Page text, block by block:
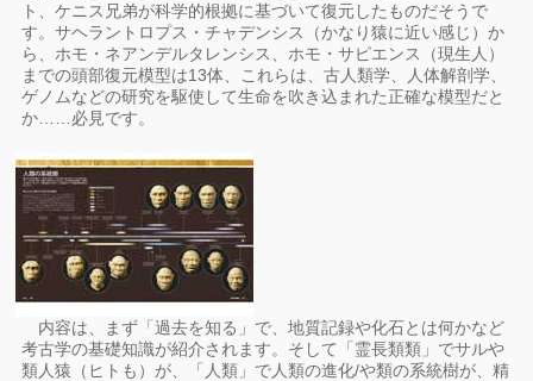
ト、ケニス兄弟が科学的根拠に基づいて復元したものだそうで
す。サヘラントロプス・チャデンシス（かなり猿に近い感じ）か
ら、ホモ・ネアンデルタレンシス、ホモ・サピエンス（現生人）
までの頭部復元模型は13体、これらは、古人類学、人体解剖学、
ゲノムなどの研究を駆使して生命を吹き込まれた正確な模型だと
か……必見です。
内容は、まず「過去を知る」で、地質記録や化石とは何かなど
考古学の基礎知識が紹介されます。そして「霊長類類」でサルや
類人猿（ヒトも）が、「人類」で人類の進化/や類の系統樹が、精